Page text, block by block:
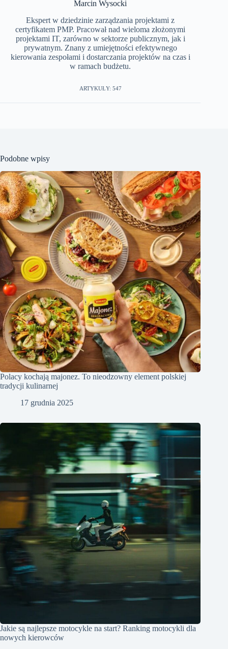
Marcin Wysocki
Ekspert w dziedzinie zarządzania projektami z
certyfikatem PMP. Pracował nad wieloma złożonymi
projektami IT, zarówno w sektorze publicznym, jak i
prywatnym. Znany z umiejętności efektywnego
kierowania zespołami i dostarczania projektów na czas i
w ramach budżetu.
ARTYKUŁY: 547
Podobne wpisy
Polacy kochają majonez. To nieodzowny element polskiej
tradycji kulinarnej
17 grudnia 2025
Jakie są najlepsze motocykle na start? Ranking motocykli dla
nowych kierowców